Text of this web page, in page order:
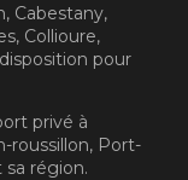
Cabestany,
Collioure,
pour
privé à
roussillon, Port-
sa région.